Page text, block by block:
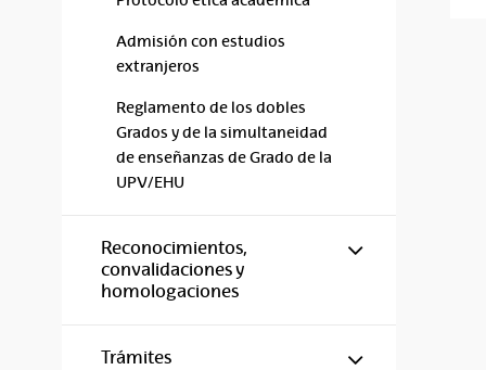
Admisión con estudios
extranjeros
Reglamento de los dobles
Grados y de la simultaneidad
de enseñanzas de Grado de la
UPV/EHU
Reconocimientos,
convalidaciones y
homologaciones
Mostrar/
Trámites Mostrar/